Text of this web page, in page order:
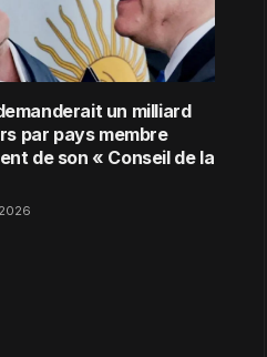
un milliard
par pays membre
de son « Conseil de la